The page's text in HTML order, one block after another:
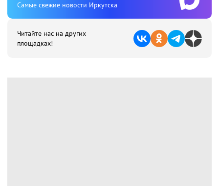
Cамые свежие новости Иркутска
Читайте нас на других
площадках!